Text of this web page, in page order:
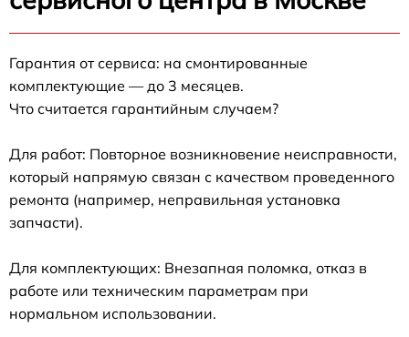
Гарантия от сервиса: на смонтированные
комплектующие — до 3 месяцев.
Что считается гарантийным случаем?
Для работ: Повторное возникновение неисправности,
который напрямую связан с качеством проведенного
ремонта (например, неправильная установка
запчасти).
Для комплектующих: Внезапная поломка, отказ в
работе или техническим параметрам при
нормальном использовании.